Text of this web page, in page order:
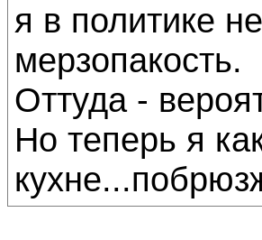
я в политике
мерзопакость.
Оттуда -
Но теперь я